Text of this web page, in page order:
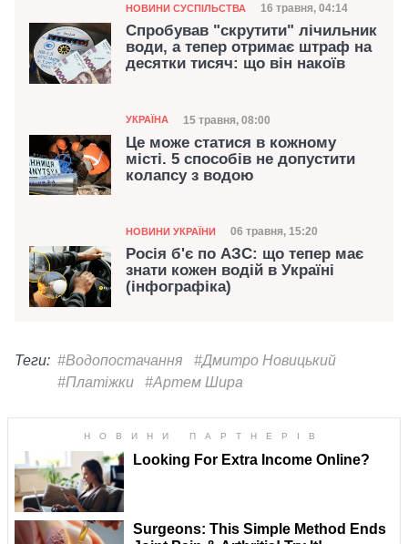
Категорія
НОВИНИ СУСПІЛЬСТВА Дата публікації
16 травня, 04:14
Спробував "скрутити" лічильник
води, а тепер отримає штраф на
десятки тисяч: що він накоїв
Категорія
УКРАЇНА Дата публікації
15 травня, 08:00
Це може статися в кожному
місті. 5 способів не допустити
колапсу з водою
Категорія
НОВИНИ УКРАЇНИ Дата публікації
06 травня, 15:20
Росія б'є по АЗС: що тепер має
знати кожен водій в Україні
(інфографіка)
Теги: #Водопостачання
#Дмитро Новицький
#Платіжки
#Артем Шира